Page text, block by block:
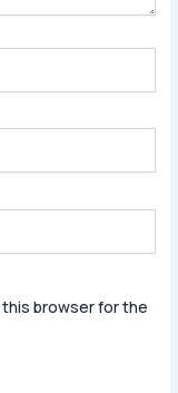
this browser for the